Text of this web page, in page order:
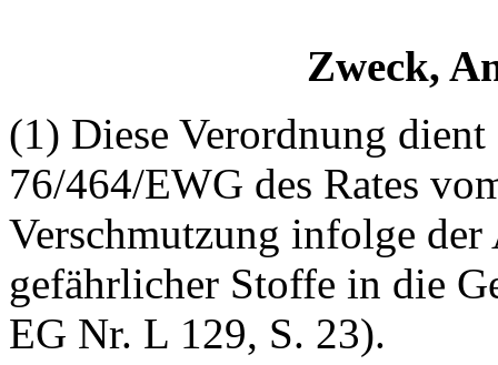
Zweck,
(1) Diese Verordnung
76/464/EWG des Rates
Verschmutzung infolge
gefährlicher Stoffe in die
EG Nr. L 129, S. 23).